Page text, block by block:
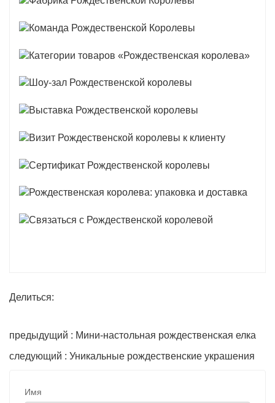
Делиться:
предыдущий : Мини-настольная рождественская елка
следующий : Уникальные рождественские украшения
Имя